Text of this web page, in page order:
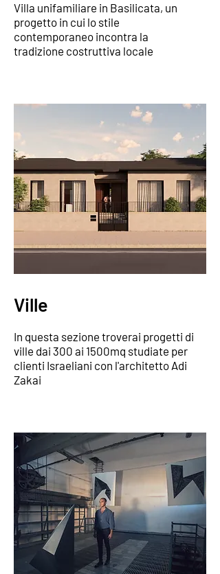
Villa unifamiliare in Basilicata, un
progetto in cui lo stile
contemporaneo incontra la
tradizione costruttiva locale
Ville
In questa sezione troverai progetti di
ville dai 300 ai 1500mq studiate per
clienti Israeliani con l'architetto Adi
Zakai